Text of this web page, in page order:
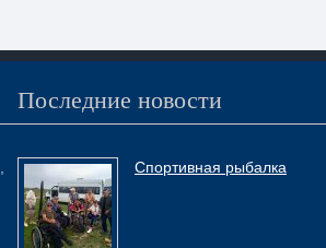
Последние новости
Спортивная рыбалка